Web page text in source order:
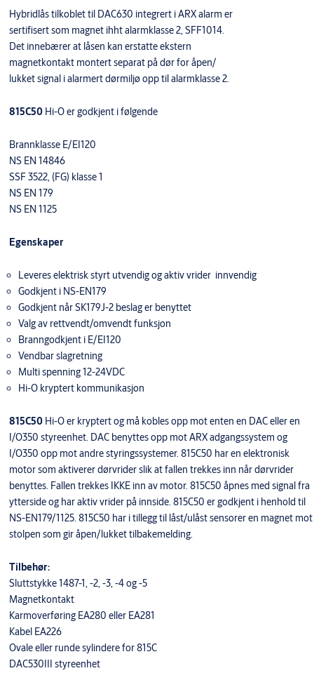
Hybridlås tilkoblet til DAC630 integrert i ARX alarm er
sertifisert som magnet ihht alarmklasse 2, SFF1014.
Det innebærer at låsen kan erstatte ekstern
magnetkontakt montert separat på dør for åpen/
lukket signal i alarmert dørmiljø opp til alarmklasse 2.
815C50Hi-O er godkjent i følgende
Brannklasse E/EI120
NS EN 14846
SSF 3522, (FG) klasse 1
NS EN 179
NS EN 1125
Egenskaper
Leveres elektrisk styrt utvendig og aktiv vrider innvendig
Godkjent i NS-EN179
Godkjent når SK179J-2 beslag er benyttet
Valg av rettvendt/omvendt funksjon
Branngodkjent i E/EI120
Vendbar slagretning
Multi spenning 12-24VDC
Hi-O kryptert kommunikasjon
815C50 Hi-O er kryptert og må kobles opp mot enten en DAC eller en
I/O350 styreenhet. DAC benyttes opp mot ARX adgangssystem og
I/O350 opp mot andre styringssystemer. 815C50 har en elektronisk
motor som aktiverer dørvrider slik at fallen trekkes inn når dørvrider
benyttes. Fallen trekkes IKKE inn av motor. 815C50 åpnes med signal fra
ytterside og har aktiv vrider på innside. 815C50 er godkjent i henhold til
NS-EN179/1125. 815C50 har i tillegg til låst/ulåst sensorer en magnet mot
stolpen som gir åpen/lukket tilbakemelding.
Tilbehør:
Sluttstykke 1487-1, -2, -3, -4 og -5
Magnetkontakt
Karmoverføring EA280 eller EA281
Kabel EA226
Ovale eller runde sylindere for 815C
DAC530III styreenhet